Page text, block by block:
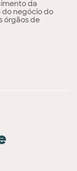
da
do negócio do
órgãos de